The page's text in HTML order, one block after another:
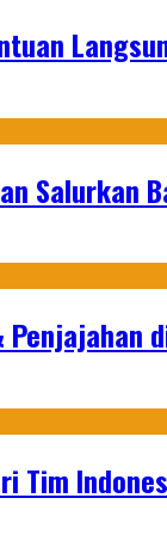
Salurkan
Penjajahan
Tim